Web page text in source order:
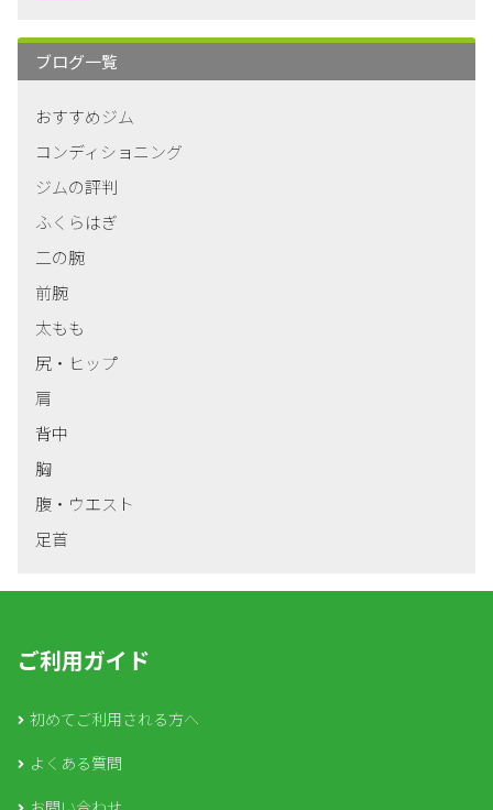
ブログ一覧
おすすめジム
コンディショニング
ジムの評判
ふくらはぎ
二の腕
前腕
太もも
尻・ヒップ
肩
背中
胸
腹・ウエスト
足首
ご利用ガイド
初めてご利用される方へ
よくある質問